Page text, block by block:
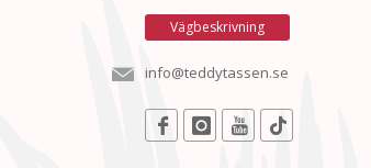
Vägbeskrivning
info@teddytassen.se